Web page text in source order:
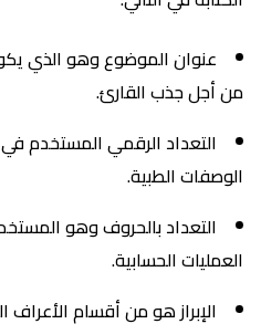
عنوان الموضوع وهو الذي يكون
جذب القارئ.
التعداد الرقمي المستخدم في
الطبية.
التعداد بالحروف وهو المستخدم
الحسابية.
الإبراز هو من أقسام الأعراف